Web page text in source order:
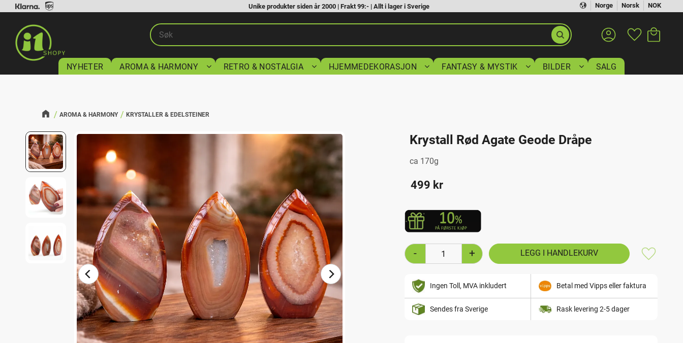
Norge Norsk NOK
Unike produkter siden år 2000 | Frakt 99:- | Allt i lager i Sverige
Favoritter
NYHETER AROMA & HARMONY RETRO & NOSTALGIA HJEMMEDEKORASJON FANTASY & MYSTIK BILDER SALG
AROMA & HARMONY KRYSTALLER & EDELSTEINER
Krystall Rød Agate Geode Dråpe
ca 170g
499 kr
+
-
Lagre
Ingen Toll, MVA inkludert Betal med Vipps eller faktura
Sendes fra Sverige Rask levering 2-5 dager